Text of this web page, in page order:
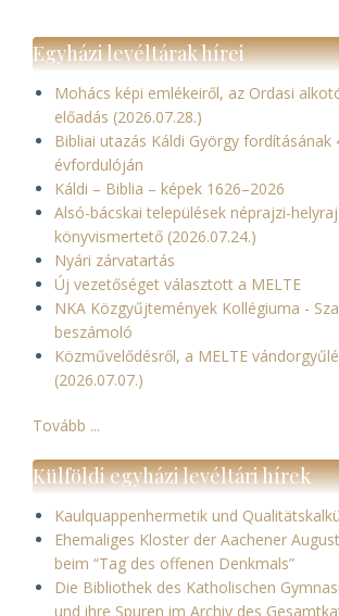
Egyházi levéltárak hírei
Mohács képi emlékeiről, az Ordasi
előadás (2026.07.28.)
Bibliai utazás Káldi György fordításának
évfordulóján
Káldi – Biblia – képek 1626–2026
Alsó-bácskai települések néprajzi-
könyvismertető (2026.07.24.)
Nyári zárvatartás
Új vezetőséget választott a MELTE
NKA Közgyűjtemények Kollégiuma -
beszámoló
Közművelődésről, a MELTE
(2026.07.07.)
Tovább ...
Külföldi egyházi levéltári hírek
Kaulquappenhermetik und
Ehemaliges Kloster der Aachener
beim “Tag des offenen Denkmals”
Die Bibliothek des Katholischen
und ihre Spuren im Archiv des